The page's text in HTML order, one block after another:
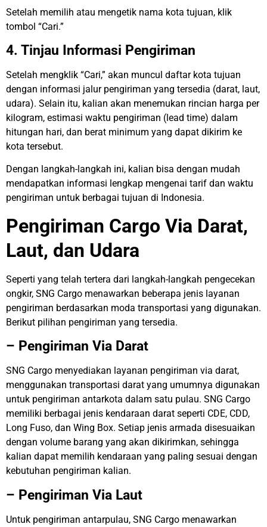
Setelah memilih atau mengetik nama kota tujuan, klik
tombol “Cari.”
4. Tinjau Informasi Pengiriman
Setelah mengklik “Cari,” akan muncul daftar kota tujuan
dengan informasi jalur pengiriman yang tersedia (darat, laut,
udara). Selain itu, kalian akan menemukan rincian harga per
kilogram, estimasi waktu pengiriman (lead time) dalam
hitungan hari, dan berat minimum yang dapat dikirim ke
kota tersebut.
Dengan langkah-langkah ini, kalian bisa dengan mudah
mendapatkan informasi lengkap mengenai tarif dan waktu
pengiriman untuk berbagai tujuan di Indonesia.
Pengiriman Cargo Via Darat,
Laut, dan Udara
Seperti yang telah tertera dari langkah-langkah pengecekan
ongkir, SNG Cargo menawarkan beberapa jenis layanan
pengiriman berdasarkan moda transportasi yang digunakan.
Berikut pilihan pengiriman yang tersedia.
– Pengiriman Via Darat
SNG Cargo menyediakan layanan pengiriman via darat,
menggunakan transportasi darat yang umumnya digunakan
untuk pengiriman antarkota dalam satu pulau. SNG Cargo
memiliki berbagai jenis kendaraan darat seperti CDE, CDD,
Long Fuso, dan Wing Box. Setiap jenis armada disesuaikan
dengan volume barang yang akan dikirimkan, sehingga
kalian dapat memilih kendaraan yang paling sesuai dengan
kebutuhan pengiriman kalian.
– Pengiriman Via Laut
Untuk pengiriman antarpulau, SNG Cargo menawarkan